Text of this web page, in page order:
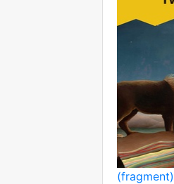
(fragment)